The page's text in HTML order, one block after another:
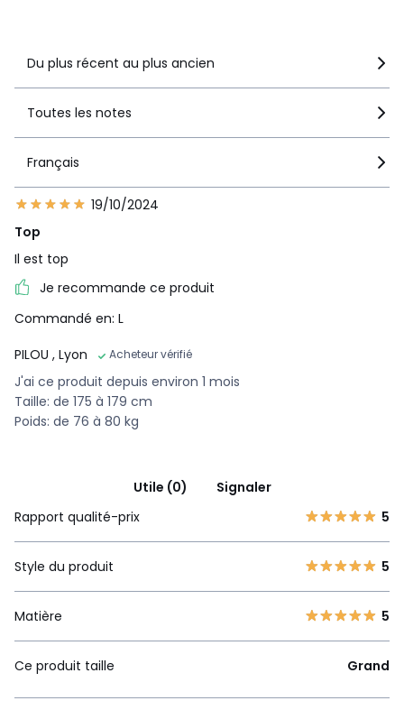
Du plus récent au plus ancien
Toutes les notes
Français
19/10/2024
Top
Il est top
Je recommande ce produit
Commandé en: L
PILOU , Lyon Acheteur vérifié
J'ai ce produit depuis environ 1 mois
Taille: de 175 à 179 cm
Poids: de 76 à 80 kg
Utile (0)
Signaler
Rapport qualité-prix
5
Style du produit 5
Matière 5
Ce produit taille Grand